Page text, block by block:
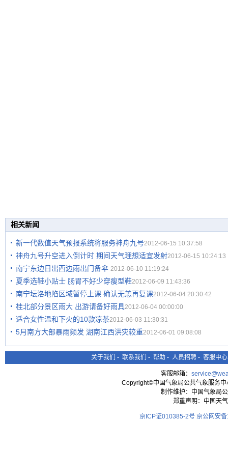
相关新闻
新一代数值天气预报系统将服务神舟九号2012-06-15 10:37:58
神舟九号升空进入倒计时 期间天气理想适宜发射2012-06-15 10:24:13
南宁东边日出西边雨出门备伞 2012-06-10 11:19:24
夏季选鞋小贴士 肠胃不好少穿瘦型鞋2012-06-09 11:43:36
南宁坛洛地陷区域暂停上课 确认无恙再复课2012-06-04 20:30:42
桂北部分景区雨大 出游请备好雨具2012-06-04 00:00:00
适合女性温和下火的10款凉茶2012-06-03 11:30:31
5月南方大部暴雨频发 湖南江西洪灾较重2012-06-01 09:08:08
关于我们 - 联系我们 - 帮助 - 人员招聘 - 客服中心
客服邮箱：
Copyright©中国气象局公共气象服务
制作维护：中国气象局
郑重声明：中国天
京ICP证010385-2号 京公网安